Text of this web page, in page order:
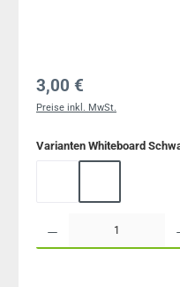
Regulärer Preis:
3,00 €
Preise inkl. MwSt.
Varianten Whiteboard